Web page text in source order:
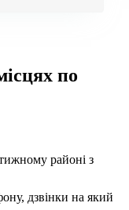
по
районі з
дзвінки на який